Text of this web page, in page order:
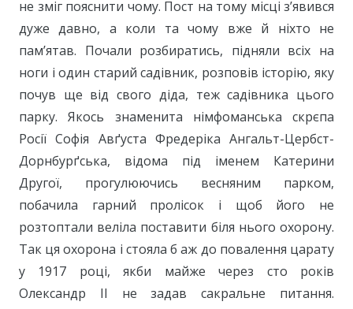
не зміг пояснити чому. Пост на тому місці з’явився
дуже давно, а коли та чому вже й ніхто не
пам’ятав. Почали розбиратись, підняли всіх на
ноги і один старий садівник, розповів історію, яку
почув ще від свого діда, теж садівника цього
парку. Якось знаменита німфоманська скрєпа
Росії Софія Авґуста Фредеріка Ангальт-Цербст-
Дорнбурґська, відома під іменем Катерини
Другої, прогулюючись весняним парком,
побачила гарний пролісок і щоб його не
розтоптали веліла поставити біля нього охорону.
Так ця охорона і стояла б аж до повалення царату
у 1917 році, якби майже через сто років
Олександр ІІ не задав сакральне питання.